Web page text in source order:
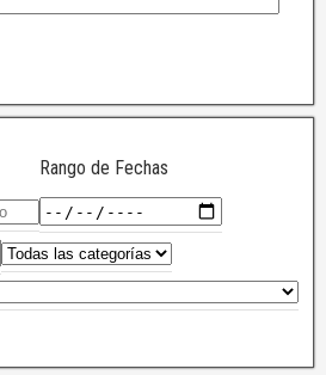
Rango de Fechas